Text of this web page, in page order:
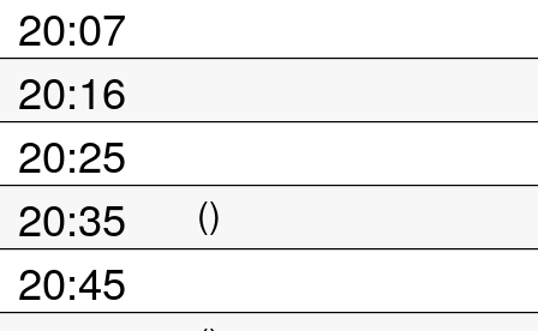
20:07
20:16
20:25
20:35
()
20:45